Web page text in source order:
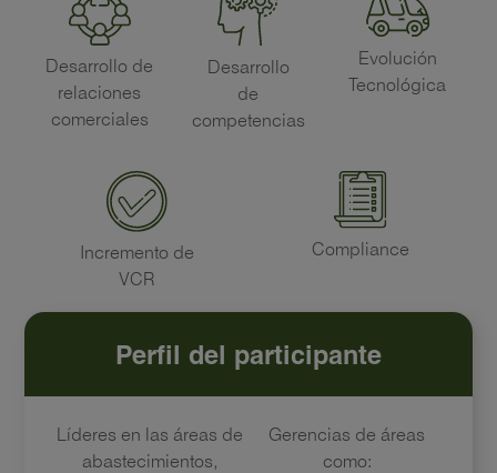
Desarrollo de
relaciones
comerciales
Desarrollo
de
competencias
Evolución
Tecnológica
Incremento de
VCR
Compliance
Perfil del participante
Líderes en las áreas de
abastecimientos,
Gerencias de áreas
como: